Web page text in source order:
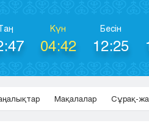
Күн
04:42
Бесін
12:25
Мақалалар Сұрақ-